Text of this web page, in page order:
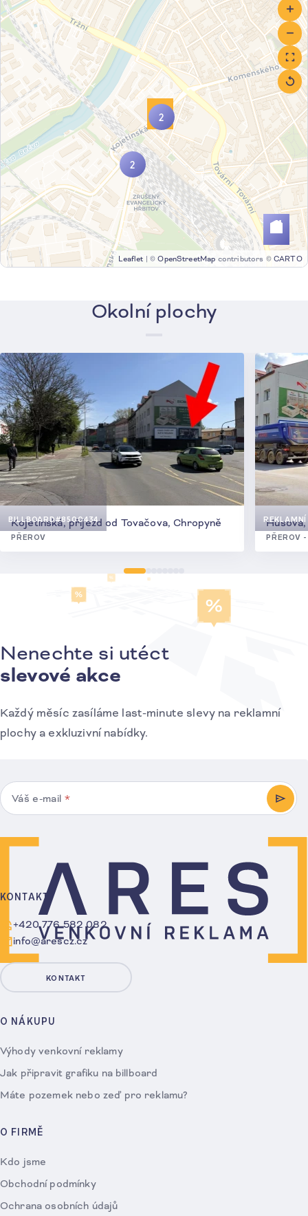
2
2
Leaflet | ©OpenStreetMap contributors © CARTO
Okolní plochy
BILLBOARD#8500434
Kojetínská, příjezd od Tovačova, Chropyně
PŘEROV PŘEROV
Přihlášení k odběru novinek
Nenechte si utéct
slevové akce
Každý měsíc zasíláme last-minute slevy na reklamní
plochy a exkluzivní nabídky.
Váš e-mail *
O NÁKUPU
Výhody venkovní reklamy
Jak připravit grafiku na billboard
Máte pozemek nebo zeď pro reklamu?
O FIRMĚ
Kdo jsme
Obchodní podmínky
Ochrana osobních údajů
KONTAKT
+420 776 582 082
info@arescz.cz
KONTAKT